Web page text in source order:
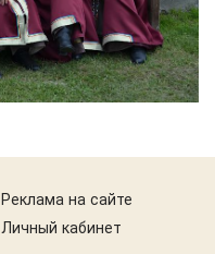
Реклама на сайте
Личный кабинет